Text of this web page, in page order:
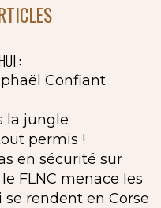
:
Confiant
la jungle
permis !
en sécurité sur
FLNC menace les
rendent en Corse